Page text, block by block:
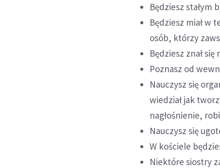
Będziesz stałym
Będziesz miał
osób, którzy
Będziesz znał
Poznasz od
Nauczysz się
wiedział jak
nagłośnienie,
Nauczysz się
W kościele
Niektóre siostry